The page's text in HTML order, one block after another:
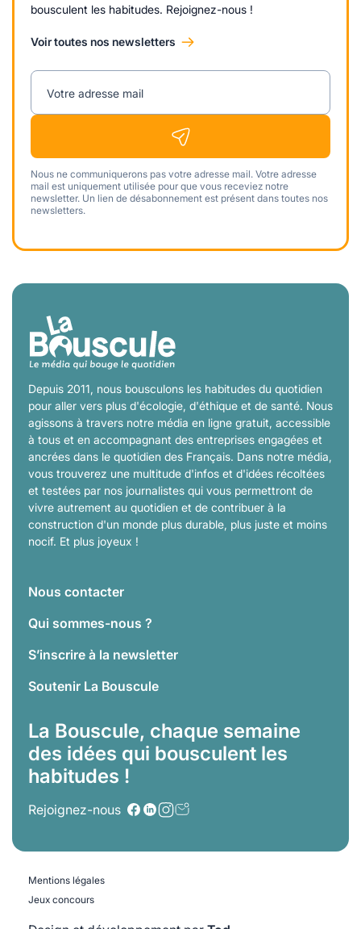
bousculent les habitudes. Rejoignez-nous !
Voir toutes nos newsletters
Votre adresse mail
Nous ne communiquerons pas votre adresse mail. Votre adresse
mail est uniquement utilisée pour que vous receviez notre
newsletter. Un lien de désabonnement est présent dans toutes nos
newsletters.
Depuis 2011, nous bousculons les habitudes du quotidien
pour aller vers plus d'écologie, d'éthique et de santé. Nous
agissons à travers notre média en ligne gratuit, accessible
à tous et en accompagnant des entreprises engagées et
ancrées dans le quotidien des Français. Dans notre média,
vous trouverez une multitude d'infos et d'idées récoltées
et testées par nos journalistes qui vous permettront de
vivre autrement au quotidien et de contribuer à la
construction d'un monde plus durable, plus juste et moins
nocif. Et plus joyeux !
Nous contacter
Qui sommes-nous ?
S’inscrire à la newsletter
Soutenir La Bouscule
La Bouscule, chaque semaine
des idées qui bousculent les
habitudes !
Rejoignez-nous
Mentions légales
Jeux concours